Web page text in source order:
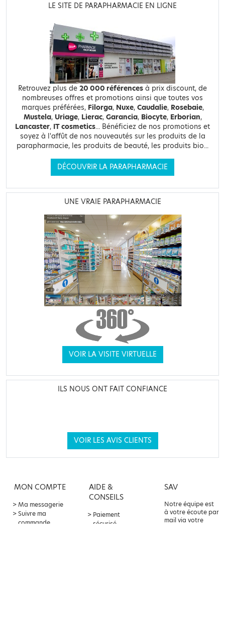
LE SITE DE PARAPHARMACIE EN LIGNE
Retrouvez plus de 20 000 références à prix discount, de
nombreuses offres et promotions ainsi que toutes vos
marques préférées, Filorga, Nuxe, Caudalie, Rosebaie,
Mustela, Uriage, Lierac, Garancia, Biocyte, Erborian,
Lancaster, IT cosmetics... Bénéficiez de nos promotions et
soyez à l'affût de nos nouveautés sur les produits de la
parapharmacie, les produits de beauté, les produits bio...
DÉCOUVRIR LA PARAPHARMACIE
UNE VRAIE PARAPHARMACIE
VOIR LA VISITE VIRTUELLE
ILS NOUS ONT FAIT CONFIANCE
VOIR LES AVIS CLIENTS
MON COMPTE
Ma messagerie
Suivre ma
commande
AIDE &
CONSEILS
Paiement
sécurisé
SAV
Notre équipe est
à votre écoute par
mail via votre